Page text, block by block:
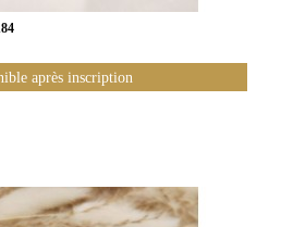
après inscription